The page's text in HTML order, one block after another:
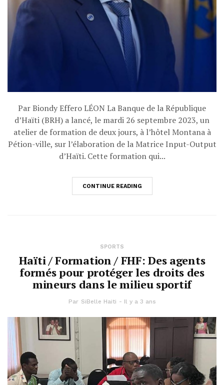
Par Biondy Effero LÉON La Banque de la République
d’Haïti (BRH) a lancé, le mardi 26 septembre 2023, un
atelier de formation de deux jours, à l’hôtel Montana à
Pétion-ville, sur l’élaboration de la Matrice Input-Output
d’Haïti. Cette formation qui...
CONTINUE READING
SPORTS
Haïti / Formation / FHF: Des agents
formés pour protéger les droits des
mineurs dans le milieu sportif
Par SiBelle Haiti Il y a 3 ans